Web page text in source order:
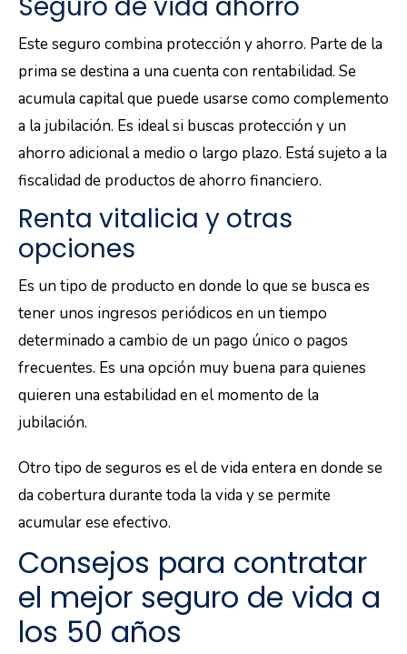
Este seguro combina protección y ahorro. Parte de la
prima se destina a una cuenta con rentabilidad. Se
acumula capital que puede usarse como complemento
a la jubilación. Es ideal si buscas protección y un
ahorro adicional a medio o largo plazo. Está sujeto a la
fiscalidad de productos de ahorro financiero.
Renta vitalicia y otras
opciones
Es un tipo de producto en donde lo que se busca es
tener unos ingresos periódicos en un tiempo
determinado a cambio de un pago único o pagos
frecuentes. Es una opción muy buena para quienes
quieren una estabilidad en el momento de la
jubilación.
Otro tipo de seguros es el de vida entera en donde se
da cobertura durante toda la vida y se permite
acumular ese efectivo.
Consejos para contratar
el mejor seguro de vida a
los 50 años